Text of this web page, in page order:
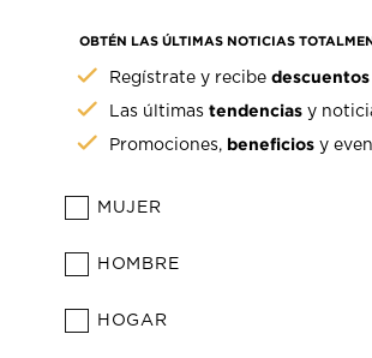
OBTÉN LAS ÚLTIMAS NOTICIAS
Regístrate y recibe
Las últimastendencias y
Promociones, beneficios y
MUJER
HOMBRE
HOGAR